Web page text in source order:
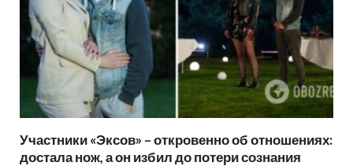
Участники «Эксов» – откровенно об отношениях:
достала нож, а он избил до потери сознания